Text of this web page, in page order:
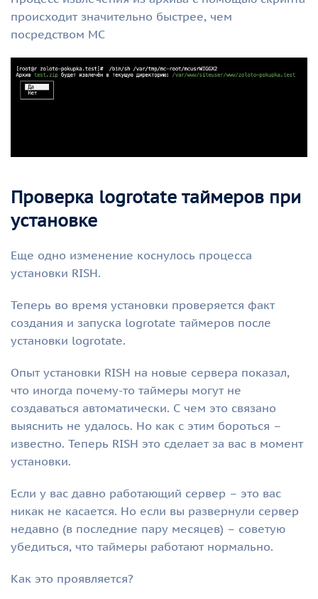
происходит значительно быстрее, чем
посредством MC
Проверка logrotate таймеров при
установке
Еще одно изменение коснулось процесса
установки RISH.
Теперь во время установки проверяется факт
создания и запуска logrotate таймеров после
установки logrotate.
Опыт установки RISH на новые сервера показал,
что иногда почему-то таймеры могут не
создаваться автоматически. С чем это связано
выяснить не удалось. Но как с этим бороться –
известно. Теперь RISH это сделает за вас в момент
установки.
Если у вас давно работающий сервер – это вас
никак не касается. Но если вы развернули сервер
недавно (в последние пару месяцев) – советую
убедиться, что таймеры работают нормально.
Как это проявляется?